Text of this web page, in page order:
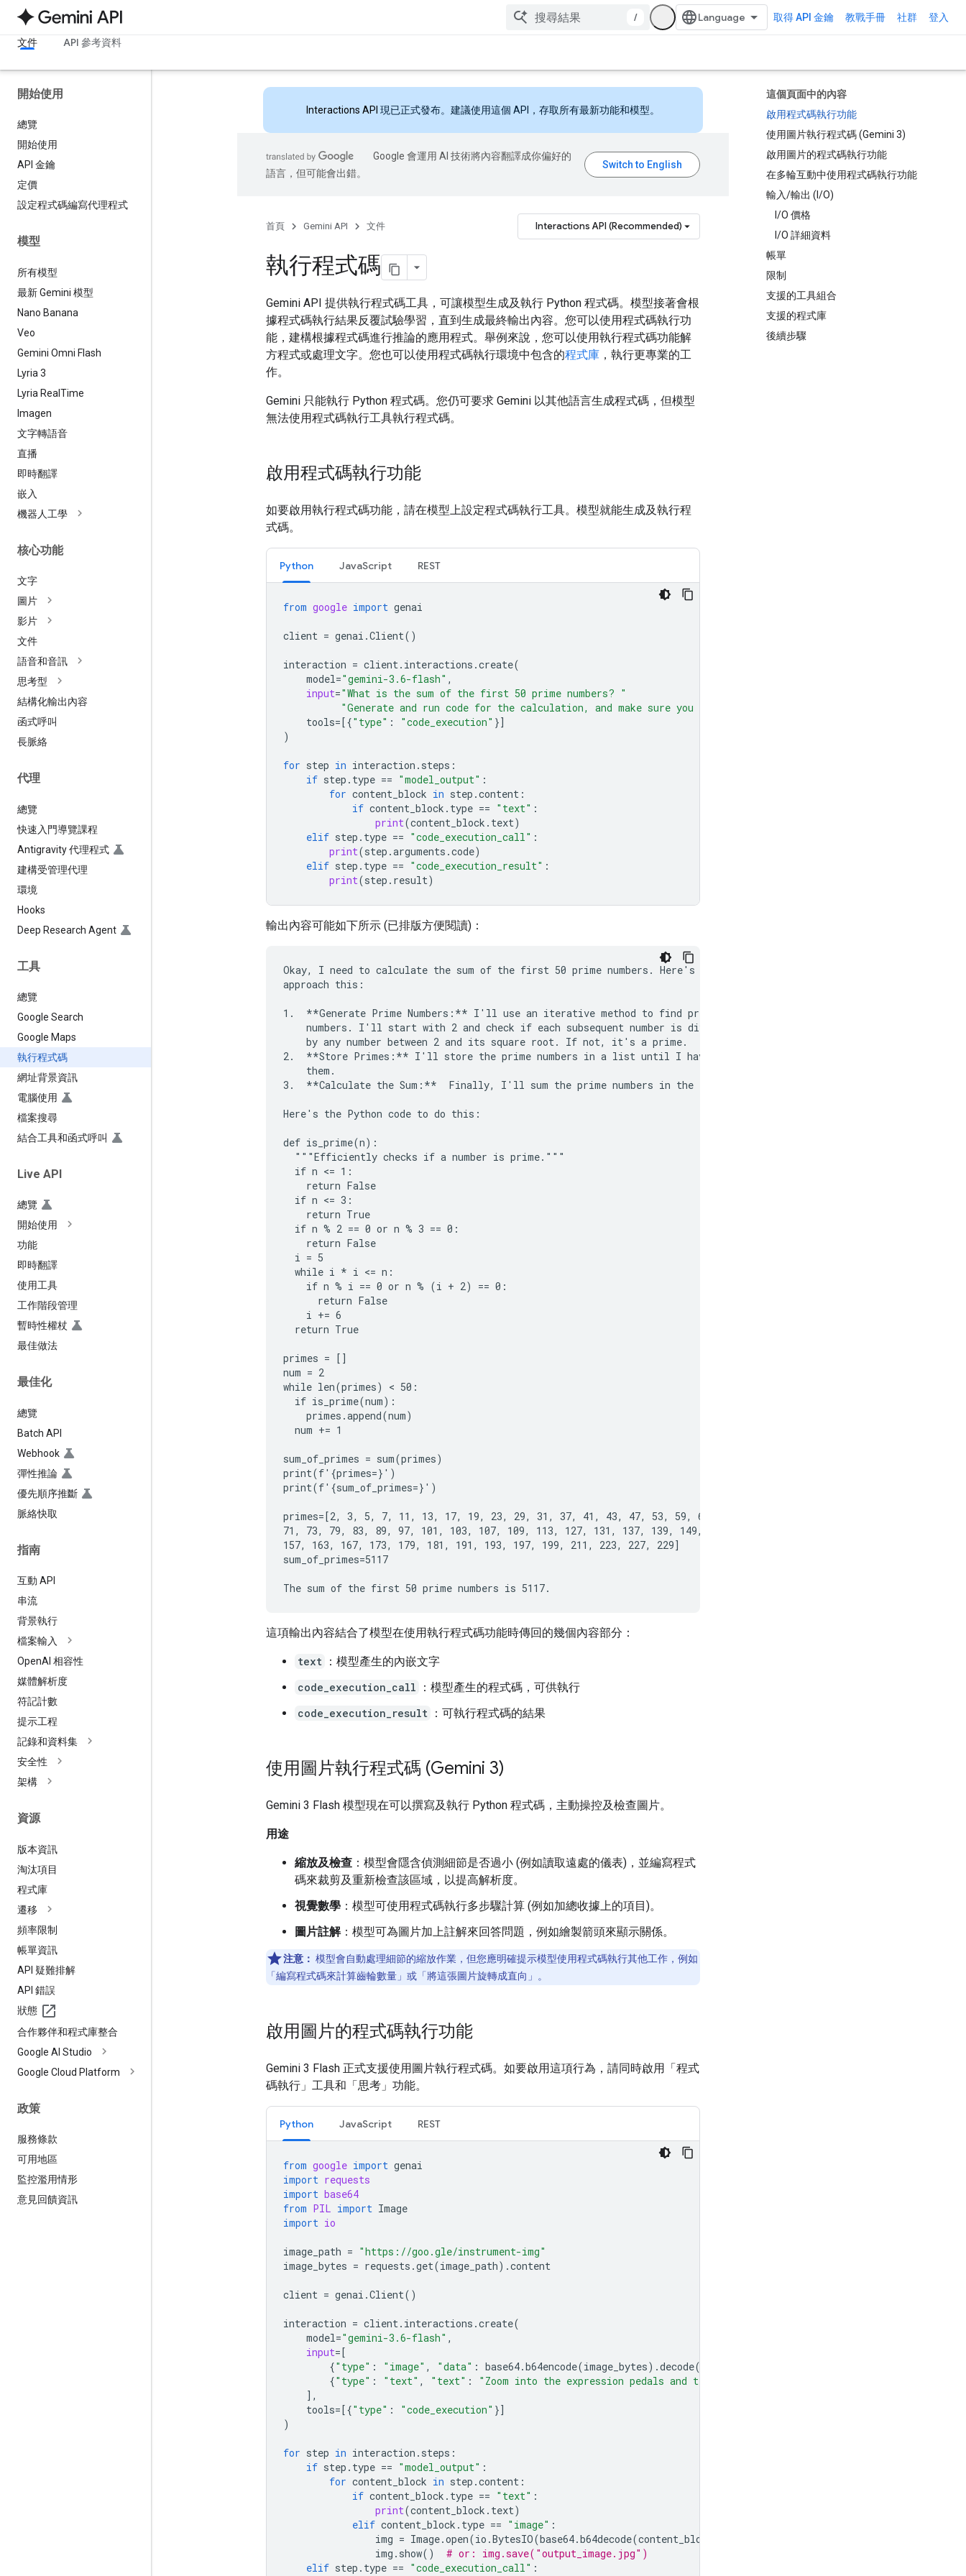
/ 取得 API 金鑰 教戰手冊 社群 登入
文件 API 參考資料
開始使用
總覽
開始使用
API 金鑰
定價
設定程式碼編寫代理程式
模型
所有模型
最新 Gemini 模型
Nano Banana
Veo
Gemini Omni Flash
Lyria 3
Lyria Real Time
Imagen
文字轉語音
直播
即時翻譯
嵌入
機器人工學
核心功能
文字
圖片
影片
文件
語音和音訊
思考型
結構化輸出內容
函式呼叫
長脈絡
代理
總覽
快速入門導覽課程
Antigravity 代理程式
建構受管理代理
環境
Hooks
Deep Research Agent
工具
總覽
Google Search
Google Maps
執行程式碼
網址背景資訊
電腦使用
檔案搜尋
結合工具和函式呼叫
Live API
總覽
開始使用
功能
即時翻譯
使用工具
工作階段管理
暫時性權杖
最佳做法
最佳化
總覽
Batch API
Webhook
彈性推論
優先順序推斷
脈絡快取
指南
互動 API
串流
背景執行
檔案輸入
OpenAI 相容性
媒體解析度
符記計數
提示工程
記錄和資料集
安全性
架構
資源
版本資訊
淘汰項目
程式庫
遷移
頻率限制
帳單資訊
API 疑難排解
API 錯誤
狀態
合作夥伴和程式庫整合
Google AI Studio
Google Cloud Platform
政策
服務條款
可用地區
監控濫用情形
意見回饋資訊
這個頁面中的內容
啟用程式碼執行功能
使用圖片執行程式碼 (Gemini 3)
啟用圖片的程式碼執行功能
在多輪互動中使用程式碼執行功能
輸入/輸出 (I/O)
I/O 價格
I/O 詳細資料
帳單
限制
支援的工具組合
支援的程式庫
後續步驟
Interactions API 現已正式發布。建議使用這個 API，存取所有最新功能和模型。
Google 會運用 AI 技術將內容翻譯成你偏好的
語言，但可能會出錯。
首頁 Gemini API 文件 Interactions API (Recommended)
執行程式碼
Gemini API 提供執行程式碼工具，可讓模型生成及執行 Python 程式碼。模型接著會根
據程式碼執行結果反覆試驗學習，直到生成最終輸出內容。您可以使用程式碼執行功
能，建構根據程式碼進行推論的應用程式。舉例來說，您可以使用執行程式碼功能解
方程式或處理文字。您也可以使用程式碼執行環境中包含的程式庫 ，執行更專業的工
作。
Gemini 只能執行 Python 程式碼。您仍可要求 Gemini 以其他語言生成程式碼，但模型
無法使用程式碼執行工具執行程式碼。
啟用程式碼執行功能
如要啟用執行程式碼功能，請在模型上設定程式碼執行工具。模型就能生成及執行程
式碼。
Python JavaScript REST
from google import genai
client = genai .Client()
interaction = client. interactions .create(
model="gemini-3.6-flash" ,
input="What is the sum of the first 50 prime numbers? "
"Generate and run code for the calculation, and make sure you get all 50."
tools=[{"type" : "code_execution" }]
)
for step in interaction . steps :
if step . type == "model_output" :
for content_block in step .content :
if content_block . type == "text" :
print(content_block . text)
elif step . type == "code_execution_call" :
print(step .arguments .code)
elif step . type == "code_execution_result" :
print(step . result)
輸出內容可能如下所示 (已排版方便閱讀)：
Okay, I need to calculate the sum of the first 50 prime numbers. Here's how I'll
approach this:
1.  **Generate Prime Numbers:** I'll use an iterative method to find prime
    numbers. I'll start with 2 and check if each subsequent number is divisible
    by any number between 2 and its square root. If not, it's a prime.
2.  **Store Primes:** I'll store the prime numbers in a list until I have 50 of
    them.
3.  **Calculate the Sum:**  Finally, I'll sum the prime numbers in the list.
Here's the Python code to do this:
def is_prime(n):
  """Efficiently checks if a number is prime."""
  if n <= 1:
    return False
  if n <= 3:
    return True
  if n % 2 == 0 or n % 3 == 0:
    return False
  i = 5
  while i * i <= n:
    if n % i == 0 or n % (i + 2) == 0:
      return False
    i += 6
  return True
primes = []
num = 2
while len(primes) < 50:
  if is_prime(num):
    primes.append(num)
  num += 1
sum_of_primes = sum(primes)
print(f'{primes=}')
print(f'{sum_of_primes=}')
primes=[2, 3, 5, 7, 11, 13, 17, 19, 23, 29, 31, 37, 41, 43, 47, 53, 59, 61, 67,
71, 73, 79, 83, 89, 97, 101, 103, 107, 109, 113, 127, 131, 137, 139, 149, 151,
157, 163, 167, 173, 179, 181, 191, 193, 197, 199, 211, 223, 227, 229]
sum_of_primes=5117
這項輸出內容結合了模型在使用執行程式碼功能時傳回的幾個內容部分：
text ：模型產生的內嵌文字
code_execution_call
：模型產生的程式碼，可供執行
code_execution_result ：可執行程式碼的結果
使用圖片執行程式碼 (Gemini 3)
Gemini 3 Flash 模型現在可以撰寫及執行 Python 程式碼，主動操控及檢查圖片。
用途
縮放及檢查 ：模型會隱含偵測細節是否過小 (例如讀取遠處的儀表)，並編寫程式
碼來裁剪及重新檢查該區域，以提高解析度。
視覺數學 ：模型可使用程式碼執行多步驟計算 (例如加總收據上的項目)。
圖片註解：模型可為圖片加上註解來回答問題，例如繪製箭頭來顯示關係。
注意： 模型會自動處理細節的縮放作業，但您應明確提示模型使用程式碼執行其他工作，例如
「編寫程式碼來計算齒輪數量」或「將這張圖片旋轉成直向」。
啟用圖片的程式碼執行功能
Gemini 3 Flash 正式支援使用圖片執行程式碼。如要啟用這項行為，請同時啟用「程式
碼執行」工具和「思考」功能。
Python JavaScript REST
from google import genai
import requests
import base64
from PIL import Image
import io
image_path = "https://goo.gle/instrument-img"
image_bytes = requests .get(image_path) .content
client = genai .Client()
interaction = client. interactions .create(
model="gemini-3.6-flash" ,
input=[
{"type" : "image" , "data" : base64.b64encode(image_bytes) .decode(
{"type" : "text" , "text" : "Zoom into the expression pedals and tell me how many pedals are there?"
],
tools=[{"type" : "code_execution" }]
)
for step in interaction . steps :
if step . type == "model_output" :
for content_block in step .content :
if content_block . type == "text" :
print(content_block . text)
elif content_block . type == "image" :
img = Image.open(io .BytesIO(base64.b64decode(content_block
img . show()
# or: img.save("output_image.jpg")
elif step . type == "code_execution_call" :